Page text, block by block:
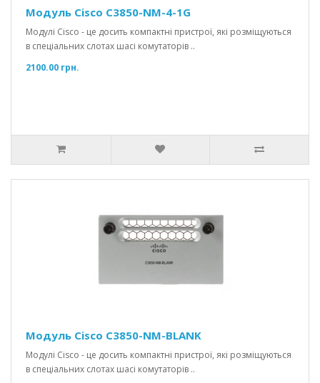
Модуль Cisco C3850-NM-4-1G
Модулі Cisco - це досить компактні пристрої, які розміщуються
в спеціальних слотах шасі комутаторів ..
2100.00 грн.
Модуль Cisco C3850-NM-BLANK
Модулі Cisco - це досить компактні пристрої, які розміщуються
в спеціальних слотах шасі комутаторів ..